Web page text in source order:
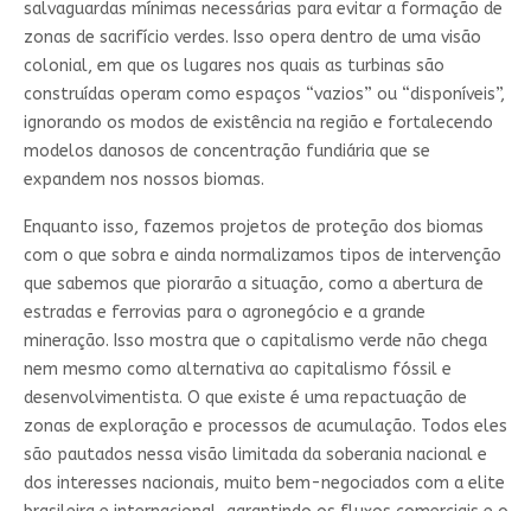
salvaguardas mínimas necessárias para evitar a formação de
zonas de sacrifício verdes. Isso opera dentro de uma visão
colonial, em que os lugares nos quais as turbinas são
construídas operam como espaços “vazios” ou “disponíveis”,
ignorando os modos de existência na região e fortalecendo
modelos danosos de concentração fundiária que se
expandem nos nossos biomas.
Enquanto isso, fazemos projetos de proteção dos biomas
com o que sobra e ainda normalizamos tipos de intervenção
que sabemos que piorarão a situação, como a abertura de
estradas e ferrovias para o agronegócio e a grande
mineração. Isso mostra que o capitalismo verde não chega
nem mesmo como alternativa ao capitalismo fóssil e
desenvolvimentista. O que existe é uma repactuação de
zonas de exploração e processos de acumulação. Todos eles
são pautados nessa visão limitada da soberania nacional e
dos interesses nacionais, muito bem-negociados com a elite